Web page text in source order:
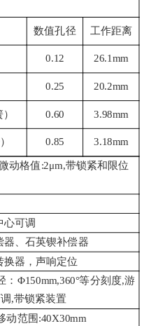
数值孔径 工作距离
0.12 26.1mm
0.25 20.2mm
0.60 3.98mm
0.85 3.18mm
动格值:2μm,带锁紧和限位
心可调
器、石英锲补偿器
换器，声响定位
：Φ150mm,360°等分刻度,游
,带锁紧装置
动范围:40X30mm